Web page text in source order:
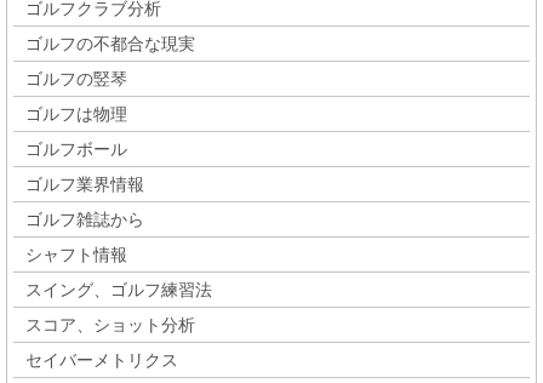
ゴルフクラブ分析
ゴルフの不都合な現実
ゴルフの竪琴
ゴルフは物理
ゴルフボール
ゴルフ業界情報
ゴルフ雑誌から
シャフト情報
スイング、ゴルフ練習法
スコア、ショット分析
セイバーメトリクス